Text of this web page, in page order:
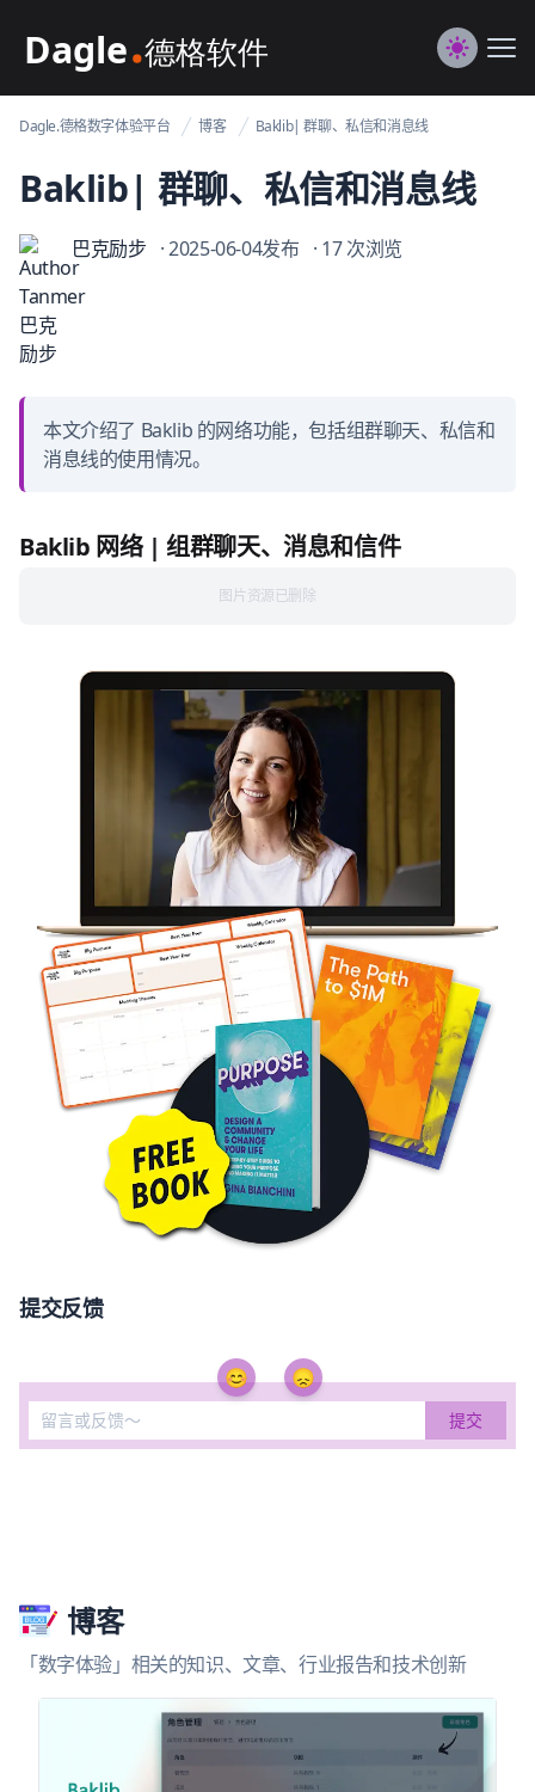
Dagle@数字体验管理
Switch
Dagle.德格数字体验平台 博客 Baklib| 群聊、私信和消息线
Baklib| 群聊、私信和消息线
巴克励步 · 2025-06-04发布 · 17 次浏览
本文介绍了 Baklib 的网络功能，包括组群聊天、私信和
消息线的使用情况。
Baklib 网络 | 组群聊天、消息和信件
图片资源已删除
提交反馈
😊 😞
博客
「数字体验」相关的知识、文章、行业报告和技术创新